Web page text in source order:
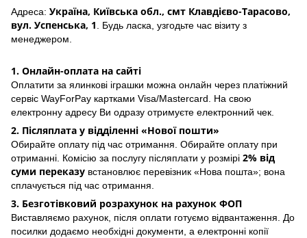
Адреса: Україна, Київська обл., смт Клавдієво-Тарасово,
вул. Успенська, 1
. Будь ласка, узгодьте час візиту з
менеджером.
1. Онлайн-оплата на сайті
Оплатити за ялинкові іграшки можна онлайн через платіжний
сервіс WayForPay картками Visa/Mastercard. На свою
електронну адресу Ви одразу отримуєте електронний чек.
2. Післяплата у відділенні «Нової пошти»
Обирайте оплату під час отримання. Обирайте оплату при
отриманні. Комісію за послугу післяплати у розмірі 2% від
суми переказу встановлює перевізник «Нова пошта»; вона
сплачується під час отримання.
3. Безготівковий розрахунок на рахунок ФОП
Виставляємо рахунок, після оплати готуємо відвантаження. До
посилки додаємо необхідні документи, а електронні копії